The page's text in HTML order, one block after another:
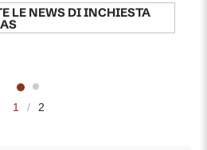
LE NEWS DIINCHIESTA
1 / 2